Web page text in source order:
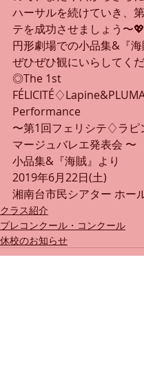
ハーサルを続けていき、
テを成功させましょう〜💖
円形劇場での小品集&『海
ぜひぜひ観にいらしてく
◎The 1st
Performance
〜第1回フェリシテ♢ラピ
マージュバレエ発表会 〜
小品集&『海賊』より
2019年6月22日(土)
湘南台市民シアター ホー
クラス紹介
プレコンクール・コンクール
休校のお知らせ